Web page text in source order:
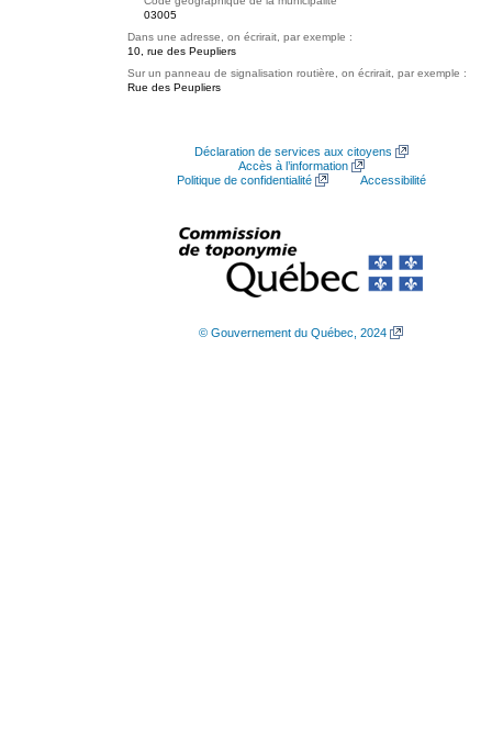
03005
Dans une adresse, on écrirait, par exemple :
10, rue des Peupliers
Sur un panneau de signalisation routière, on écrirait, par exemple :
Rue des Peupliers
Déclaration de services aux citoyens
Accès à l’information
Politique de confidentialité
Accessibilité
© Gouvernement du Québec, 2024